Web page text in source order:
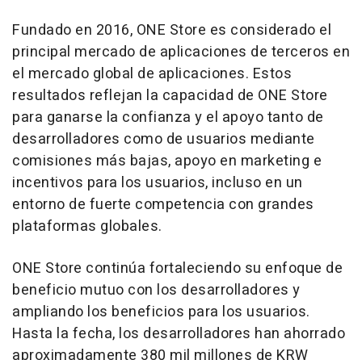
Fundado en 2016, ONE Store es considerado el
principal mercado de aplicaciones de terceros en
el mercado global de aplicaciones. Estos
resultados reflejan la capacidad de ONE Store
para ganarse la confianza y el apoyo tanto de
desarrolladores como de usuarios mediante
comisiones más bajas, apoyo en marketing e
incentivos para los usuarios, incluso en un
entorno de fuerte competencia con grandes
plataformas globales.
ONE Store continúa fortaleciendo su enfoque de
beneficio mutuo con los desarrolladores y
ampliando los beneficios para los usuarios.
Hasta la fecha, los desarrolladores han ahorrado
aproximadamente 380 mil millones de KRW